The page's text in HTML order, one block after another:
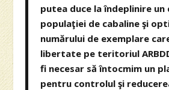
putea duce la îndeplinire
populaţiei de cabaline şi
numărului de exemplare
libertate pe teritoriul
fi necesar să întocmim un
pentru controlul şi